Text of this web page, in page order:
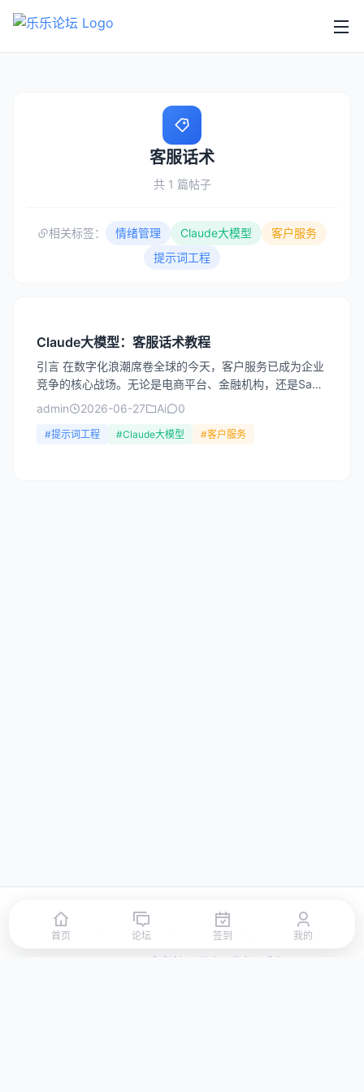
客服话术
共 1 篇帖子
相关标签： 情绪管理 Claude大模型
客户服务
提示词工程
Claude大模型：客服话术教程
引言 在数字化浪潮席卷全球的今天，客户服务已成为企业
竞争的核心战场。无论是电商平台、金融机构，还是SaaS
企业，客服质量直接影响用户留存率和品牌声誉。然而，
admin 2026-06-27 Ai 0
#提示词工程 #Claude大模型 #客户服务
首页 签到 积分商城 站点地图
© 2026 LLBBS 乐乐论坛 · 独立开发者阿乐出品
首页 论坛 签到 我的